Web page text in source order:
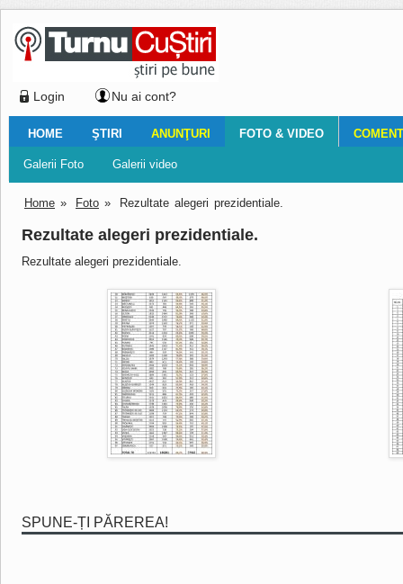
Login Nu ai cont?
HOME
Ştiri locale Turnaţi aici!
ŞTIRI
Ştiri locale Ştiri din ţară
ANUNŢURI
Imobiliare Auto Închirieri
FOTO & VIDEO
Galerii Foto Galerii video
Comentariul zilei
Home » Foto » Rezultate alegeri prezidentiale.
Rezultate alegeri prezidentiale.
Rezultate alegeri prezidentiale.
SPUNE-ȚI PĂREREA!